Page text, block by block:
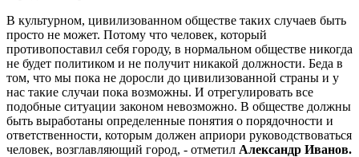
В культурном, цивилизованном обществе таких случаев быть
просто не может. Потому что человек, который
противопоставил себя городу, в нормальном обществе никогда
не будет политиком и не получит никакой должности. Беда в
том, что мы пока не доросли до цивилизованной страны и у
нас такие случаи пока возможны. И отрегулировать все
подобные ситуации законом невозможно. В обществе должны
быть выработаны определенные понятия о порядочности и
ответственности, которым должен априори руководствоваться
человек, возглавляющий город, - отметил Александр Иванов.